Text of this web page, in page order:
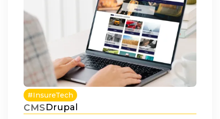
#InsureTech
CMSDrupal